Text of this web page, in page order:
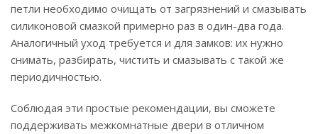
петли необходимо очищать от загрязнений и смазывать
силиконовой смазкой примерно раз в один-два года.
Аналогичный уход требуется и для замков: их нужно
снимать, разбирать, чистить и смазывать с такой же
периодичностью.
Соблюдая эти простые рекомендации, вы сможете
поддерживать межкомнатные двери в отличном